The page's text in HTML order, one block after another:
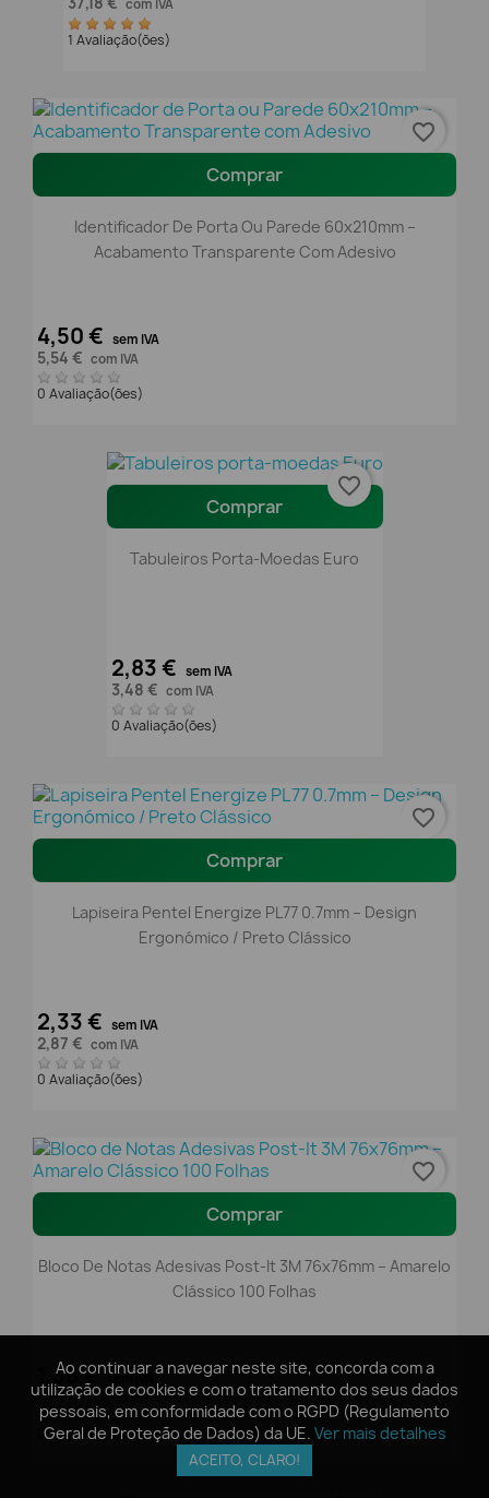
Ao continuar a navegar neste site, concorda com a
utilização de cookies e com o tratamento dos seus dados
pessoais, em conformidade com o RGPD (Regulamento
Geral de Proteção de Dados) da UE. Ver mais detalhes
ACEITO, CLARO!
com IVA
1 Avaliação(ões)
Comprar
Identificador De Porta Ou Parede 60x210mm –
Acabamento Transparente Com Adesivo
4,50 € sem IVA
5,54 € com IVA
0 Avaliação(ões)
favorite_border
Comprar
Tabuleiros Porta-Moedas Euro
2,83 € sem IVA
3,48 € com IVA
0 Avaliação(ões)
favorite_border
Comprar
Lapiseira Pentel Energize PL77 0.7mm – Design
Ergonómico / Preto Clássico
2,33 € sem IVA
2,87 € com IVA
0 Avaliação(ões)
favorite_border
Comprar
Bloco De Notas Adesivas Post-It 3M 76x76mm – Amarelo
Clássico 100 Folhas
1,38 € sem IVA
1,70 € com IVA
0 Avaliação(ões)
favorite_border
Ao continuar a navegar neste site, concorda com a
utilização de cookies e com o tratamento dos seus dados
pessoais, em conformidade com o RGPD (Regulamento
Geral de Proteção de Dados) da UE. Ver mais detalhes
ACEITO, CLARO!